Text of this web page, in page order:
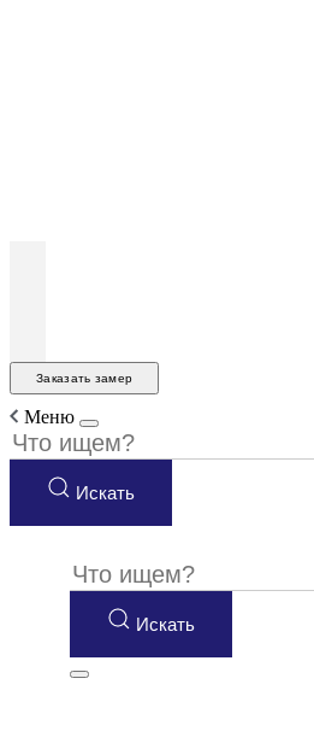
Заказать замер
Меню
Искать
Искать